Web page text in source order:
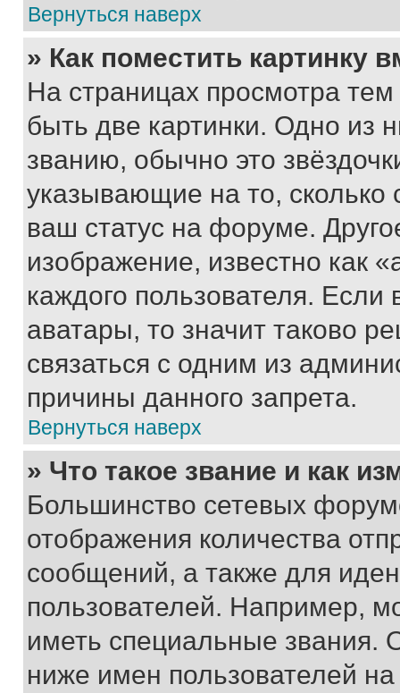
Вернуться наверх
» Как поместить картинку
На страницах просмотра
быть две картинки. Одно из
званию, обычно это
указывающие на то,
ваш статус на форуме.
изображение, известно как
каждого пользователя.
аватары, то значит таково
связаться с одним из
причины данного запрета.
Вернуться наверх
» Что такое звание и как
Большинство сетевых
отображения количества
сообщений, а также для
пользователей. Например,
иметь специальные звания.
ниже имен пользователей